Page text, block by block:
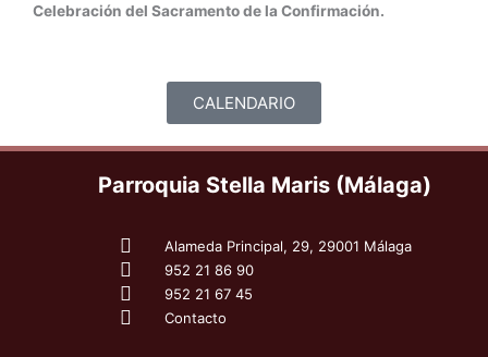
Celebración del Sacramento de la Confirmación.
CALENDARIO
Parroquia Stella Maris (Málaga)
Alameda Principal, 29, 29001 Málaga
952 21 86 90
952 21 67 45
Contacto